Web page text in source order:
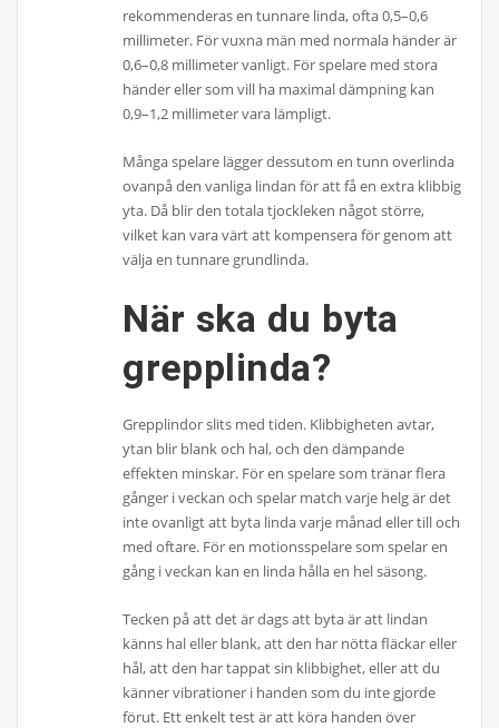
rekommenderas en tunnare linda, ofta 0,5–0,6
millimeter. För vuxna män med normala händer är
0,6–0,8 millimeter vanligt. För spelare med stora
händer eller som vill ha maximal dämpning kan
0,9–1,2 millimeter vara lämpligt.
Många spelare lägger dessutom en tunn overlinda
ovanpå den vanliga lindan för att få en extra klibbig
yta. Då blir den totala tjockleken något större,
vilket kan vara värt att kompensera för genom att
välja en tunnare grundlinda.
När ska du byta
grepplinda?
Grepplindor slits med tiden. Klibbigheten avtar,
ytan blir blank och hal, och den dämpande
effekten minskar. För en spelare som tränar flera
gånger i veckan och spelar match varje helg är det
inte ovanligt att byta linda varje månad eller till och
med oftare. För en motionsspelare som spelar en
gång i veckan kan en linda hålla en hel säsong.
Tecken på att det är dags att byta är att lindan
känns hal eller blank, att den har nötta fläckar eller
hål, att den har tappat sin klibbighet, eller att du
känner vibrationer i handen som du inte gjorde
förut. Ett enkelt test är att köra handen över